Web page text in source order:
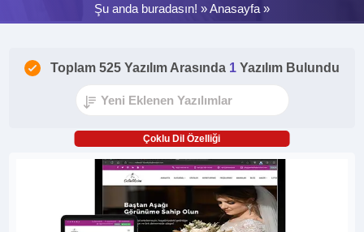
Şu anda buradasın! »Anasayfa »
Toplam 525 Yazılım Arasında 1 Yazılım Bulundu
Çoklu Dil Özelliği